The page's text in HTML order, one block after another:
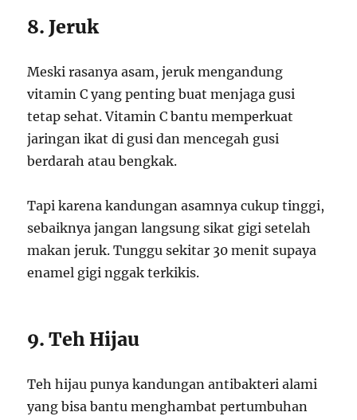
8. Jeruk
Meski rasanya asam, jeruk mengandung
vitamin C yang penting buat menjaga gusi
tetap sehat. Vitamin C bantu memperkuat
jaringan ikat di gusi dan mencegah gusi
berdarah atau bengkak.
Tapi karena kandungan asamnya cukup tinggi,
sebaiknya jangan langsung sikat gigi setelah
makan jeruk. Tunggu sekitar 30 menit supaya
enamel gigi nggak terkikis.
9. Teh Hijau
Teh hijau punya kandungan antibakteri alami
yang bisa bantu menghambat pertumbuhan